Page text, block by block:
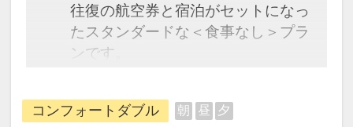
往復の航空券と宿泊がセットになっ
たスタンダードな＜食事なし＞プラ
ンです。
できるダイナミックパッケージだか
ら、一都市滞在はもちろん周遊旅行
コンフォートダブル 朝 昼 夕